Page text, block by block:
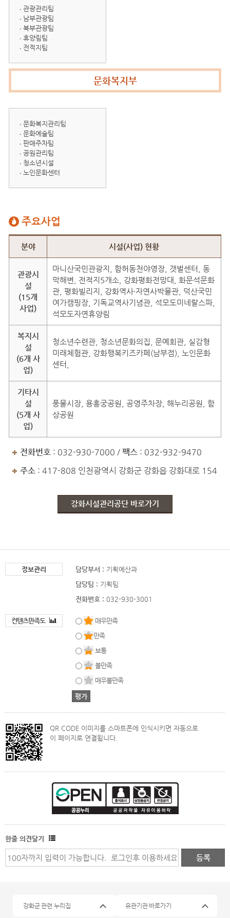
관광관리팀
남부관광팀
북부관광팀
휴양림팀
전적지팀
문화복지부
문화복지관리팀
문화예술팀
판매주차팀
공원관리팀
청소년시설
노인문화센터
주요사업
분야 시설(사업) 현황
관광시
설
(15개
사업)
마니산국민관광지, 함허동천야영장, 갯벌센터, 동
막해변, 전적지5개소, 강화평화전망대, 화문석문화
관, 평화빌리지, 강화역사·자연사박물관, 덕산국민
여가캠핑장, 기독교역사기념관, 석모도미네랄스파,
석모도자연휴양림
복지시
설
(6개 사
업)
청소년수련관, 청소년문화의집, 문예회관, 실감형
미래체험관, 강화행복키즈카페(남부점), 노인문화
센터,
기타시
설
(5개 사
업)
풍물시장, 용흥궁공원, 공영주차장, 해누리공원, 함
상공원
전화번호 : 032-930-7000 / 팩스 : 032-932-9470
주소 : 417-808 인천광역시 강화군 강화읍 강화대로 154
강화시설관리공단 바로가기
정보관리 담당부서 : 기획예산과
담당팀 : 기획팀
전화번호 : 032-930-3001
컨텐츠만족도
매우만족
만족
보통
불만족
매우불만족
QR CODE 이미지를 스마트폰에 인식시키면 자동으로
이 페이지로 연결됩니다.
한줄 의견달기
강화군 관련 누리집 유관기관 바로가기